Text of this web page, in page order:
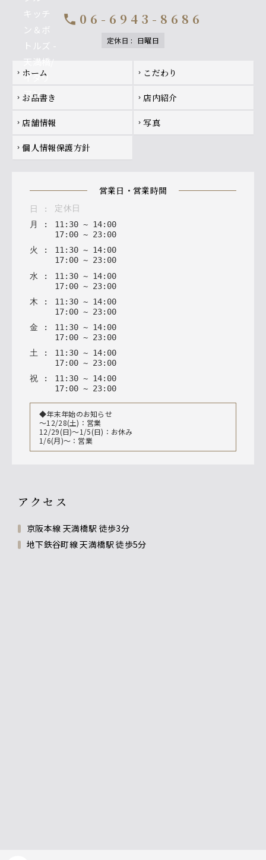
call 06-6943-8686
定休日 : 日曜日
Footer navigation
chevron_right ホーム chevron_right こだわり
chevron_right お品書き chevron_right 店内紹介
chevron_right 店舗情報 chevron_right 写真
chevron_right 個人情報保護方針
営業日・営業時間
日 :
定休日
月
: 11: 30 ~ 14: 00
17: 00 ~ 23: 00
火
: 11: 30 ~ 14: 00
17: 00 ~ 23: 00
水 : 11 : 30 ~ 14: 00
17: 00 ~ 23: 00
木 : 11 : 30 ~ 14: 00
17: 00 ~ 23: 00
金 : 11 : 30 ~ 14: 00
17: 00 ~ 23: 00
土 : 11 : 30 ~ 14: 00
17: 00 ~ 23: 00
祝 : 11: 30 ~ 14: 00
17: 00 ~ 23: 00
◆年末年始のお知らせ
〜12/28(土)：営業
12/29(日)～1/5(日)：お休み
1/6(月)〜：営業
アクセス
京阪本線 天満橋駅 徒歩3分
地下鉄谷町線 天満橋駅 徒歩5分